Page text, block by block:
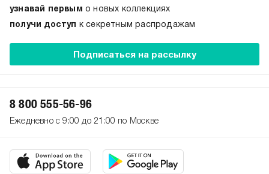
узнавай первым о новых коллекциях
получи доступ
к секретным распродажам
Подписаться на рассылку
8 800 555-56-96
Ежедневно с 9:00 до 21:00 по Москве